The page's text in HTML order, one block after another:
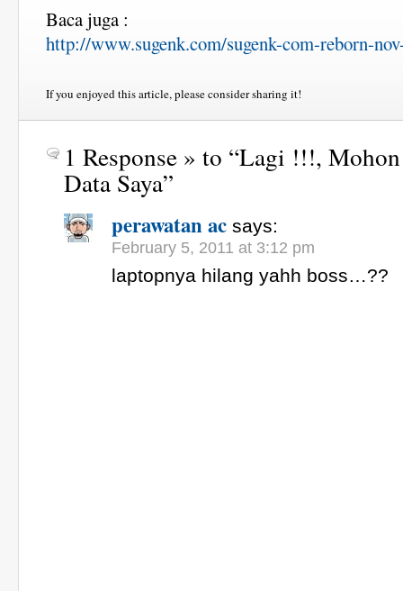
Baca juga :
http://www.sugenk.com/sugenk-com-reborn-
If you enjoyed this article, please consider sharing it!
1 Response » to “Lagi !!!,
Data Saya”
perawatan ac says:
February 5, 2011 at 3:12 pm
laptopnya hilang yahh boss…??